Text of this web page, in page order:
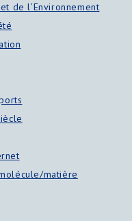
de l’Environnement
matière